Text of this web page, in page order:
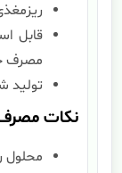
قابل
مصرف
تولید
نکات
محلول